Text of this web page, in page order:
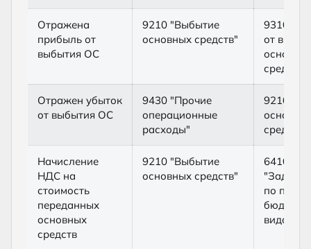
Отражена
прибыль от
выбытия ОС
9210 "Выбытие
основных средств"
9310
от
средств"
Отражен убыток
от выбытия ОС
9430 "Прочие
операционные
расходы"
9210
средств"
Начисление
НДС на
стоимость
переданных
основных
средств
9210 "Выбытие
основных средств"
6410
по
бюджет
видам)"